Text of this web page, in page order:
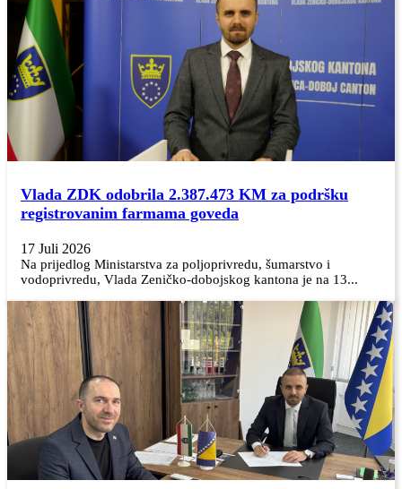
Vlada ZDK odobrila 2.387.473 KM za podršku
registrovanim farmama goveda
17 Juli 2026
Na prijedlog Ministarstva za poljoprivredu, šumarstvo i
vodoprivredu, Vlada Zeničko-dobojskog kantona je na 13...